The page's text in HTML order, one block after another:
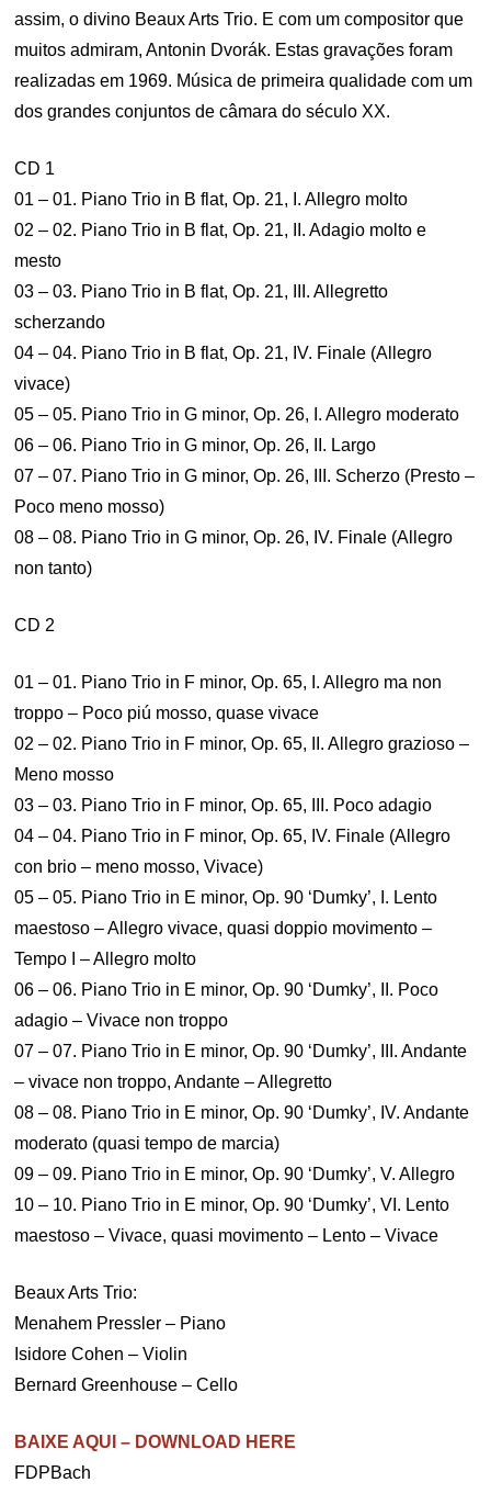
assim, o divino Beaux Arts Trio. E com um compositor que
muitos admiram, Antonin Dvorák. Estas gravações foram
realizadas em 1969. Música de primeira qualidade com um
dos grandes conjuntos de câmara do século XX.
CD 1
01 – 01. Piano Trio in B flat, Op. 21, I. Allegro molto
02 – 02. Piano Trio in B flat, Op. 21, II. Adagio molto e
mesto
03 – 03. Piano Trio in B flat, Op. 21, III. Allegretto
scherzando
04 – 04. Piano Trio in B flat, Op. 21, IV. Finale (Allegro
vivace)
05 – 05. Piano Trio in G minor, Op. 26, I. Allegro moderato
06 – 06. Piano Trio in G minor, Op. 26, II. Largo
07 – 07. Piano Trio in G minor, Op. 26, III. Scherzo (Presto –
Poco meno mosso)
08 – 08. Piano Trio in G minor, Op. 26, IV. Finale (Allegro
non tanto)
CD 2
01 – 01. Piano Trio in F minor, Op. 65, I. Allegro ma non
troppo – Poco piú mosso, quase vivace
02 – 02. Piano Trio in F minor, Op. 65, II. Allegro grazioso –
Meno mosso
03 – 03. Piano Trio in F minor, Op. 65, III. Poco adagio
04 – 04. Piano Trio in F minor, Op. 65, IV. Finale (Allegro
con brio – meno mosso, Vivace)
05 – 05. Piano Trio in E minor, Op. 90 ‘Dumky’, I. Lento
maestoso – Allegro vivace, quasi doppio movimento –
Tempo I – Allegro molto
06 – 06. Piano Trio in E minor, Op. 90 ‘Dumky’, II. Poco
adagio – Vivace non troppo
07 – 07. Piano Trio in E minor, Op. 90 ‘Dumky’, III. Andante
– vivace non troppo, Andante – Allegretto
08 – 08. Piano Trio in E minor, Op. 90 ‘Dumky’, IV. Andante
moderato (quasi tempo de marcia)
09 – 09. Piano Trio in E minor, Op. 90 ‘Dumky’, V. Allegro
10 – 10. Piano Trio in E minor, Op. 90 ‘Dumky’, VI. Lento
maestoso – Vivace, quasi movimento – Lento – Vivace
Beaux Arts Trio:
Menahem Pressler – Piano
Isidore Cohen – Violin
Bernard Greenhouse – Cello
BAIXE AQUI – DOWNLOAD HERE
FDPBach